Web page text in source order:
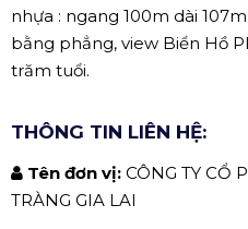
nhựa : ngang 100m dài
bằng phẳng, view Biển Hồ
trăm tuổi.
THÔNG TIN LIÊN HỆ:
Tên đơn vị: CÔNG TY CỔ
TRÀNG GIA LAI